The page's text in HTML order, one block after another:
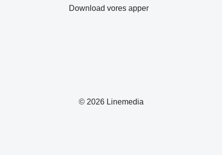
© 2026 Linemedia
Download vores apper